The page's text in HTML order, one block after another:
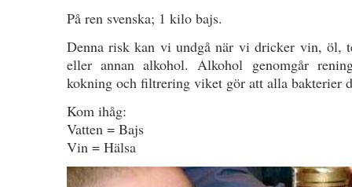
På ren svenska; 1 kilo bajs.
Denna risk kan vi undgå när vi dricker vin, öl,
eller annan alkohol. Alkohol genomgår
kokning och filtrering viket gör att alla bakterier
Kom ihåg:
Vatten = Bajs
Vin = Hälsa